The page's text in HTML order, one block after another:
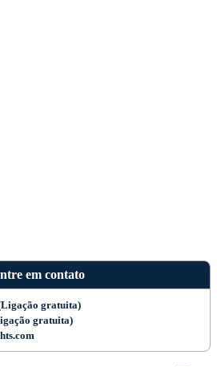
em contato
gratuita)
gratuita)